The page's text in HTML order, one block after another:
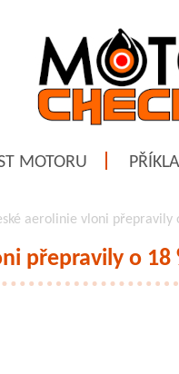
MOTORU
aerolinie vloni přepravily
přepravily o 18